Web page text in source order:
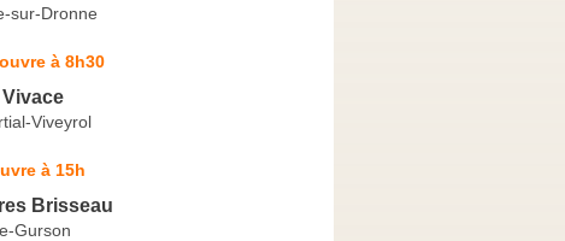
sur-Dronne
à 8h30
Viveyrol
à 15h
Brisseau
Gurson